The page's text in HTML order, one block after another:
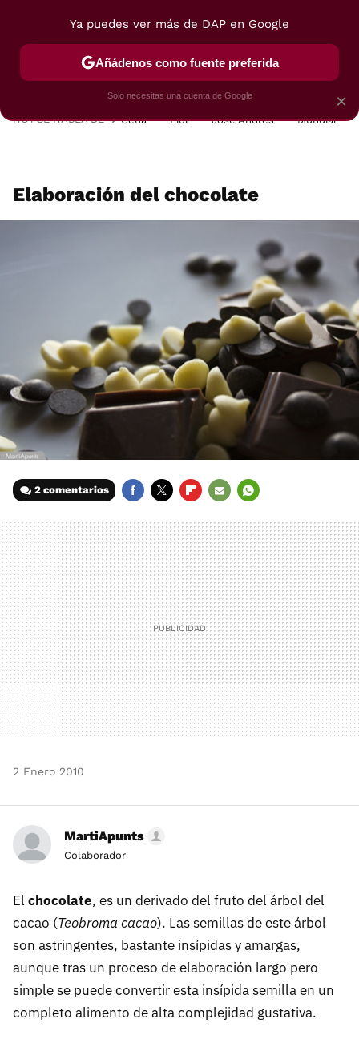
POSTRES VIAJES SELECCIÓN VEGUI
HOY SE HABLA DE Cena Lidl José Andrés Mundial
Elaboración del chocolate
2 comentarios
MAIL
2 Enero 2010
MartiApunts
Colaborador
El chocolate, es un derivado del fruto del árbol del
cacao (Teobroma cacao). Las semillas de este árbol
son astringentes, bastante insípidas y amargas,
aunque tras un proceso de elaboración largo pero
simple se puede convertir esta insípida semilla en un
completo alimento de alta complejidad gustativa.
×
Ya puedes ver más de DAP en Google
Añádenos como fuente preferida
Solo necesitas una cuenta de Google